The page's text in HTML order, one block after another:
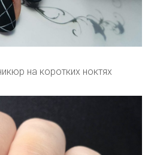
на коротких ноктях